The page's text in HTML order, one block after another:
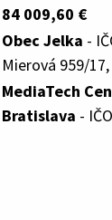
84 009,60 €
Obec Jelka -
Mierová 959/
MediaTech
Bratislava -